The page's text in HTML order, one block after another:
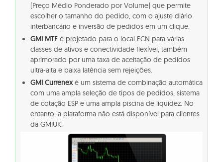
(Preço Médio Ponderado por Volume) que permite
escolher o tamanho do pedido, com o ajuste diário
interbancário e inversão de pedidos em um clique.
GMI MTF é projetado para o local ECN para várias
classes de ativos e conectividade flexível, também
aprimorado por uma taxa de aceitação de pedidos
ultra-alta e baixa latência sem rejeições.
GMI Currenexé um sistema de combinação automática
com uma ampla seleção de tipos de pedidos, sistema
de cotação ESP e uma ampla piscina de liquidez. No
entanto, a plataforma não está disponível para clientes
da GMIUK.